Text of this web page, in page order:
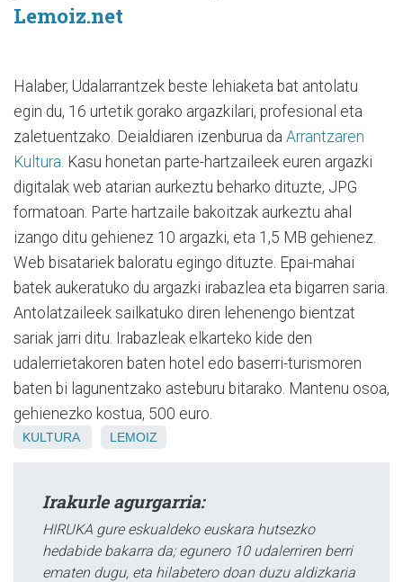
Lemoiz.net
Halaber, Udalarrantzek beste lehiaketa bat antolatu
egin du, 16 urtetik gorako argazkilari, profesional eta
zaletuentzako. Deialdiaren izenburua da Arrantzaren
Kultura . Kasu honetan parte-hartzaileek euren argazki
digitalak web atarian aurkeztu beharko dituzte, JPG
formatoan. Parte hartzaile bakoitzak aurkeztu ahal
izango ditu gehienez 10 argazki, eta 1,5 MB gehienez.
Web bisatariek baloratu egingo dituzte. Epai-mahai
batek aukeratuko du argazki irabazlea eta bigarren saria.
Antolatzaileek sailkatuko diren lehenengo bientzat
sariak jarri ditu. Irabazleak elkarteko kide den
udalerrietakoren baten hotel edo baserri-turismoren
baten bi lagunentzako asteburu bitarako. Mantenu osoa,
gehienezko kostua, 500 euro.
KULTURA LEMOIZ
Irakurle agurgarria:
HIRUKA gure eskualdeko euskara hutsezko
hedabide bakarra da; egunero 10 udalerriren berri
ematen dugu, eta hilabetero doan duzu aldizkaria